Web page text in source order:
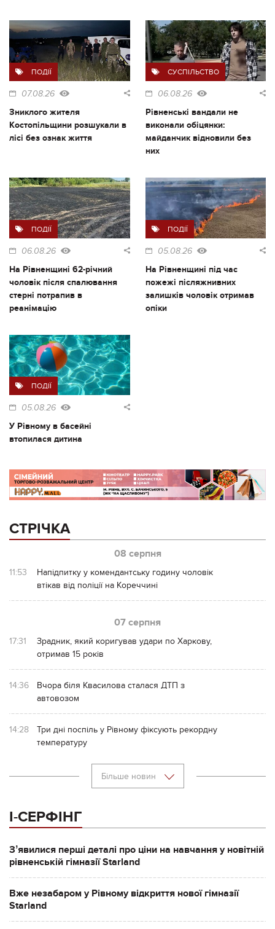
ПОДІЇ
07.08.26
Зниклого жителя
Костопільщини розшукали в
лісі без ознак життя
СУСПІЛЬСТВО
06.08.26
Рівненські вандали не
виконали обіцянки:
майданчик відновили без
них
ПОДІЇ
06.08.26
На Рівненщині 62-річний
чоловік після спалювання
стерні потрапив в
реанімацію
ПОДІЇ
05.08.26
На Рівненщині під час
пожежі післяжнивних
залишків чоловік отримав
опіки
ПОДІЇ
05.08.26
У Рівному в басейні
втопилася дитина
СТРІЧКА
08 серпня
11:53
Напідпитку у комендантську годину чоловік
втікав від поліції на Кореччині
07 серпня
17:31
Зрадник, який коригував удари по Харкову,
отримав 15 років
14:36
Вчора біля Квасилова сталася ДТП з
автовозом
14:28
Три дні поспіль у Рівному фіксують рекордну
температуру
Більше новин
І-СЕРФІНГ
Зʼявилися перші деталі про ціни на навчання у новітній
рівненській гімназії Starland
Вже незабаром у Рівному відкриття нової гімназії
Starland